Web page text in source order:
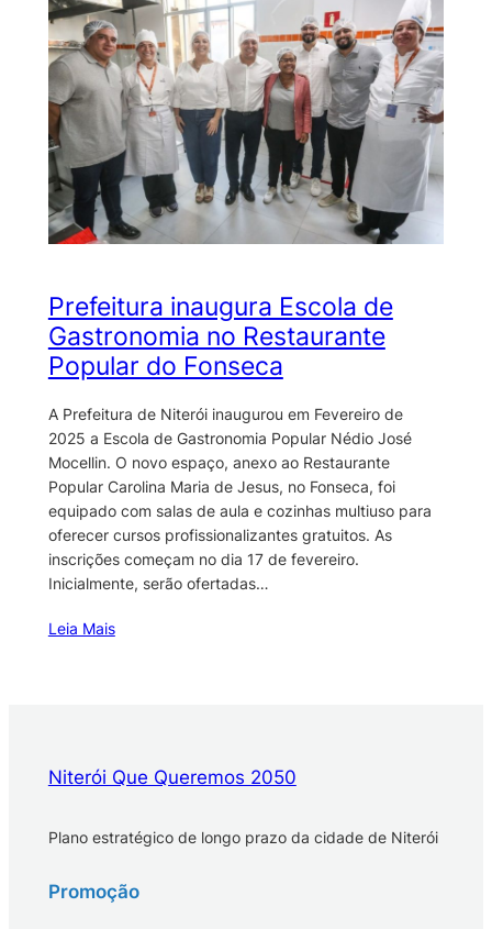
Prefeitura inaugura Escola de
Gastronomia no Restaurante
Popular do Fonseca
A Prefeitura de Niterói inaugurou em Fevereiro de
2025 a Escola de Gastronomia Popular Nédio José
Mocellin. O novo espaço, anexo ao Restaurante
Popular Carolina Maria de Jesus, no Fonseca, foi
equipado com salas de aula e cozinhas multiuso para
oferecer cursos profissionalizantes gratuitos. As
inscrições começam no dia 17 de fevereiro.
Inicialmente, serão ofertadas…
Leia Mais
Niterói Que Queremos 2050
Plano estratégico de longo prazo da cidade de Niterói
Promoção